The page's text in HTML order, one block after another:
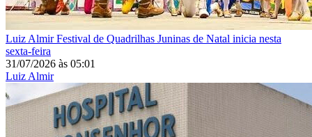
Luiz AlmirFestival de Quadrilhas Juninas de Natal inicia nesta
sexta-feira
31/07/2026 às 05:01
Luiz Almir